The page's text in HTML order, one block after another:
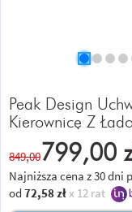
Peak Design
Kierownicę Z
849,00799,00
Najniższa cena z 30 dni
od 72,58 zł x 12 rat